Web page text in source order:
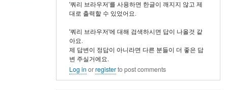
'쿼리 브라우저'를 사용하면 한글이 깨지지 않고 제
대로 출력할 수 있었어요.
'쿼리 브라우저'에 대해 검색하시면 답이 나올것 같
아요.
제 답변이 정답이 아니라면 다른 분들이 더 좋은 답
변 주실거에요.
Log in orregisterto post comments